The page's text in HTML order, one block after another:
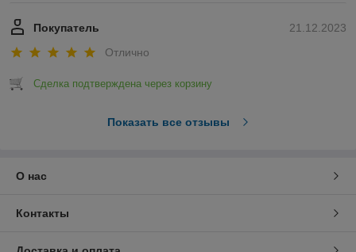
21.12.2023
Покупатель
Отлично
Сделка подтверждена через корзину
Показать все отзывы
О нас
Контакты